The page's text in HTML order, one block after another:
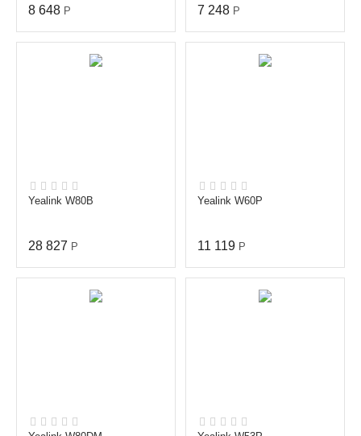
8 648 Р 7 248 Р
Yealink W80B
28 827 Р
Yealink W60P
11 119 Р